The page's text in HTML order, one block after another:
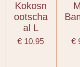
Kokosn
ootscha
al L
€ 10,95 €